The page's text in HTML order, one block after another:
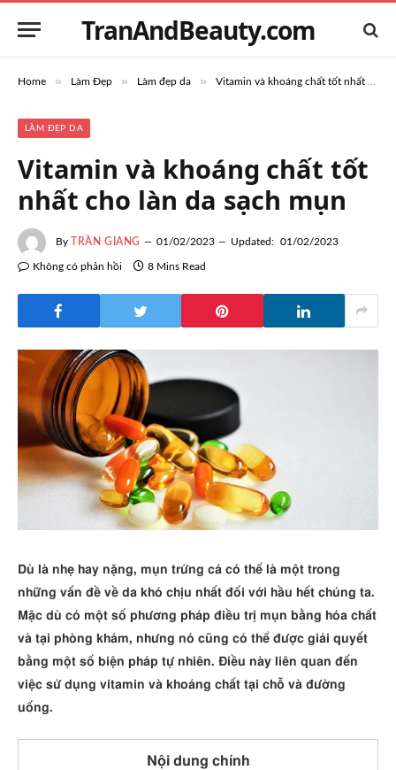
TranAndBeauty.com
Home » Làm Đẹp » Làm đẹp da » Vitamin và khoáng chất tốt nhất cho làn da sạch mụn
LÀM ĐẸP DA
Vitamin và khoáng chất tốt
nhất cho làn da sạch mụn
By TRẦN GIANG 01/02/2023 Updated: 01/02/2023
Không có phản hồi 8 Mins Read
Dù là nhẹ hay nặng, mụn trứng cá có thể là một trong
những vấn đề về da khó chịu nhất đối với hầu hết chúng ta.
Mặc dù có một số phương pháp điều trị mụn bằng hóa chất
và tại phòng khám, nhưng nó cũng có thể được giải quyết
bằng một số biện pháp tự nhiên. Điều này liên quan đến
việc sử dụng vitamin và khoáng chất tại chỗ và đường
uống.
Nội dung chính